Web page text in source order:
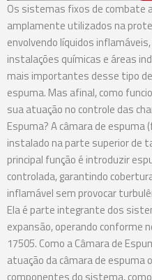
Os sistemas fixos de combate
amplamente utilizados na
envolvendo líquidos
instalações químicas e áreas
mais importantes desse tipo
espuma. Mas afinal, como
sua atuação no controle das
Espuma? A câmara de
instalado na parte superior de
principal função é introduzir
controlada, garantindo
inflamável sem provocar
Ela é parte integrante dos
expansão, operando conforme
17505. Como a Câmara de
atuação da câmara de espuma